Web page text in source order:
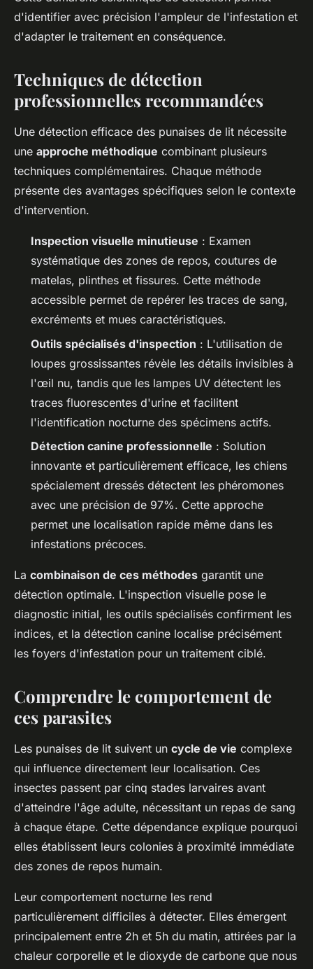
d'identifier avec précision l'ampleur de l'infestation et
d'adapter le traitement en conséquence.
Techniques de détection
professionnelles recommandées
Une détection efficace des punaises de lit nécessite
une approche méthodique combinant plusieurs
techniques complémentaires. Chaque méthode
présente des avantages spécifiques selon le contexte
d'intervention.
Inspection visuelle minutieuse : Examen
systématique des zones de repos, coutures de
matelas, plinthes et fissures. Cette méthode
accessible permet de repérer les traces de sang,
excréments et mues caractéristiques.
Outils spécialisés d'inspection : L'utilisation de
loupes grossissantes révèle les détails invisibles à
l'œil nu, tandis que les lampes UV détectent les
traces fluorescentes d'urine et facilitent
l'identification nocturne des spécimens actifs.
Détection canine professionnelle : Solution
innovante et particulièrement efficace, les chiens
spécialement dressés détectent les phéromones
avec une précision de 97%. Cette approche
permet une localisation rapide même dans les
infestations précoces.
La combinaison de ces méthodes garantit une
détection optimale. L'inspection visuelle pose le
diagnostic initial, les outils spécialisés confirment les
indices, et la détection canine localise précisément
les foyers d'infestation pour un traitement ciblé.
Comprendre le comportement de
ces parasites
Les punaises de lit suivent un cycle de vie complexe
qui influence directement leur localisation. Ces
insectes passent par cinq stades larvaires avant
d'atteindre l'âge adulte, nécessitant un repas de sang
à chaque étape. Cette dépendance explique pourquoi
elles établissent leurs colonies à proximité immédiate
des zones de repos humain.
Leur comportement nocturne les rend
particulièrement difficiles à détecter. Elles émergent
principalement entre 2h et 5h du matin, attirées par la
chaleur corporelle et le dioxyde de carbone que nous